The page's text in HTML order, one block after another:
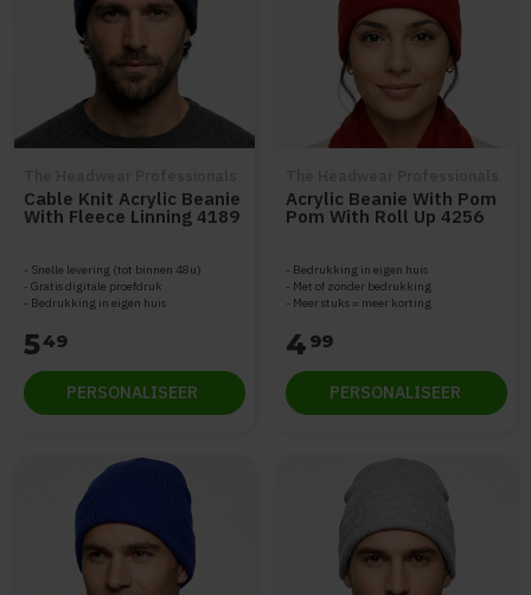
Cable Knit Acrylic Beanie
With Fleece Linning 4189
Snelle levering (tot binnen 48u)
Gratis digitale proefdruk
Bedrukking in eigen huis
549
PERSONALISEER
Acrylic Beanie With Pom
Pom With Roll Up 4256
Bedrukking in eigen huis
Met of zonder bedrukking
Meer stuks = meer korting
4 99
PERSONALISEER